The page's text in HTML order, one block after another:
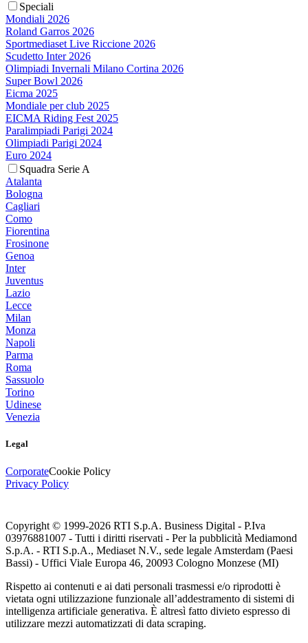
Speciali
Mondiali 2026
Roland Garros 2026
Sportmediaset Live Riccione 2026
Scudetto Inter 2026
Olimpiadi Invernali Milano Cortina 2026
Super Bowl 2026
Eicma 2025
Mondiale per club 2025
EICMA Riding Fest 2025
Paralimpiadi Parigi 2024
Olimpiadi Parigi 2024
Euro 2024
Squadra Serie A
Atalanta
Bologna
Cagliari
Como
Fiorentina
Frosinone
Genoa
Inter
Juventus
Lazio
Lecce
Milan
Monza
Napoli
Parma
Roma
Sassuolo
Torino
Udinese
Venezia
Legal
CorporateCookie Policy
Privacy Policy
Copyright © 1999-2026 RTI S.p.A. Business Digital - P.Iva
03976881007 - Tutti i diritti riservati - Per la pubblicità Mediamond
S.p.A. - RTI S.p.A., Mediaset N.V., sede legale Amsterdam (Paesi
Bassi) - Uffici Viale Europa 46, 20093 Cologno Monzese (MI)
Rispetto ai contenuti e ai dati personali trasmessi e/o riprodotti è
vietata ogni utilizzazione funzionale all’addestramento di sistemi di
intelligenza artificiale generativa. È altresì fatto divieto espresso di
utilizzare mezzi automatizzati di data scraping.